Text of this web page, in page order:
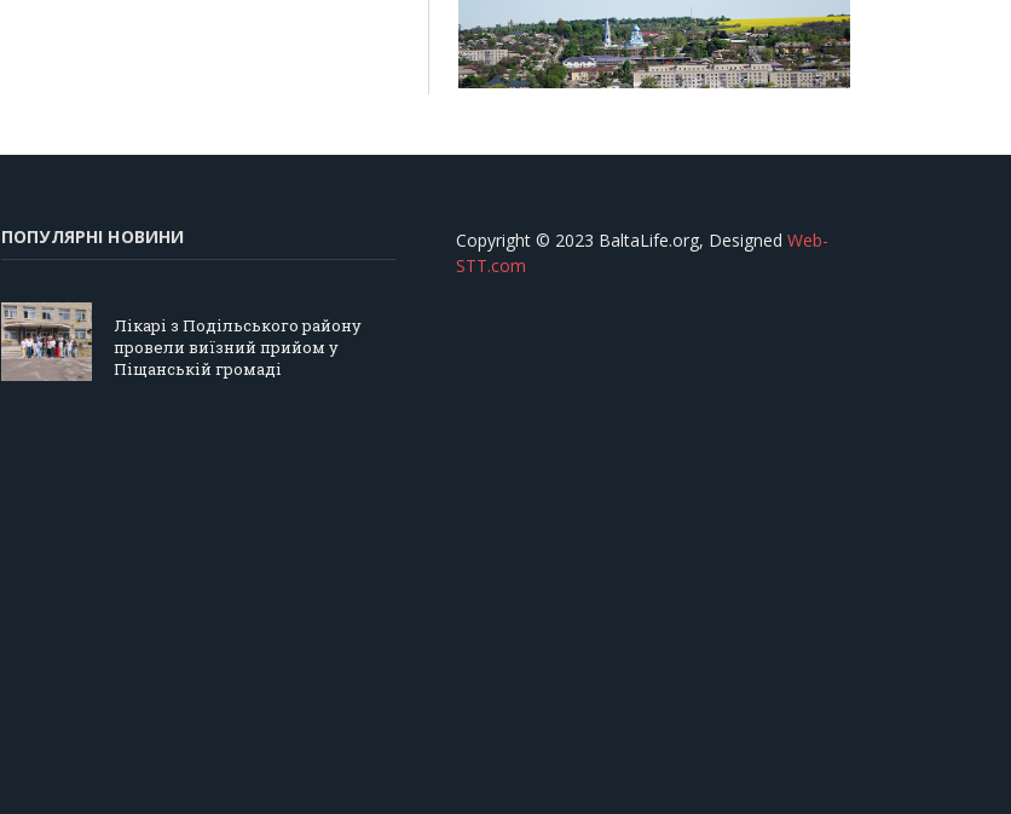
ПОПУЛЯРНІ НОВИНИ
Лікарі з Подільського району
провели виїзний прийом у
Піщанській громаді
Copyright © 2023 BaltaLife.org, Designed Web-
STT.com